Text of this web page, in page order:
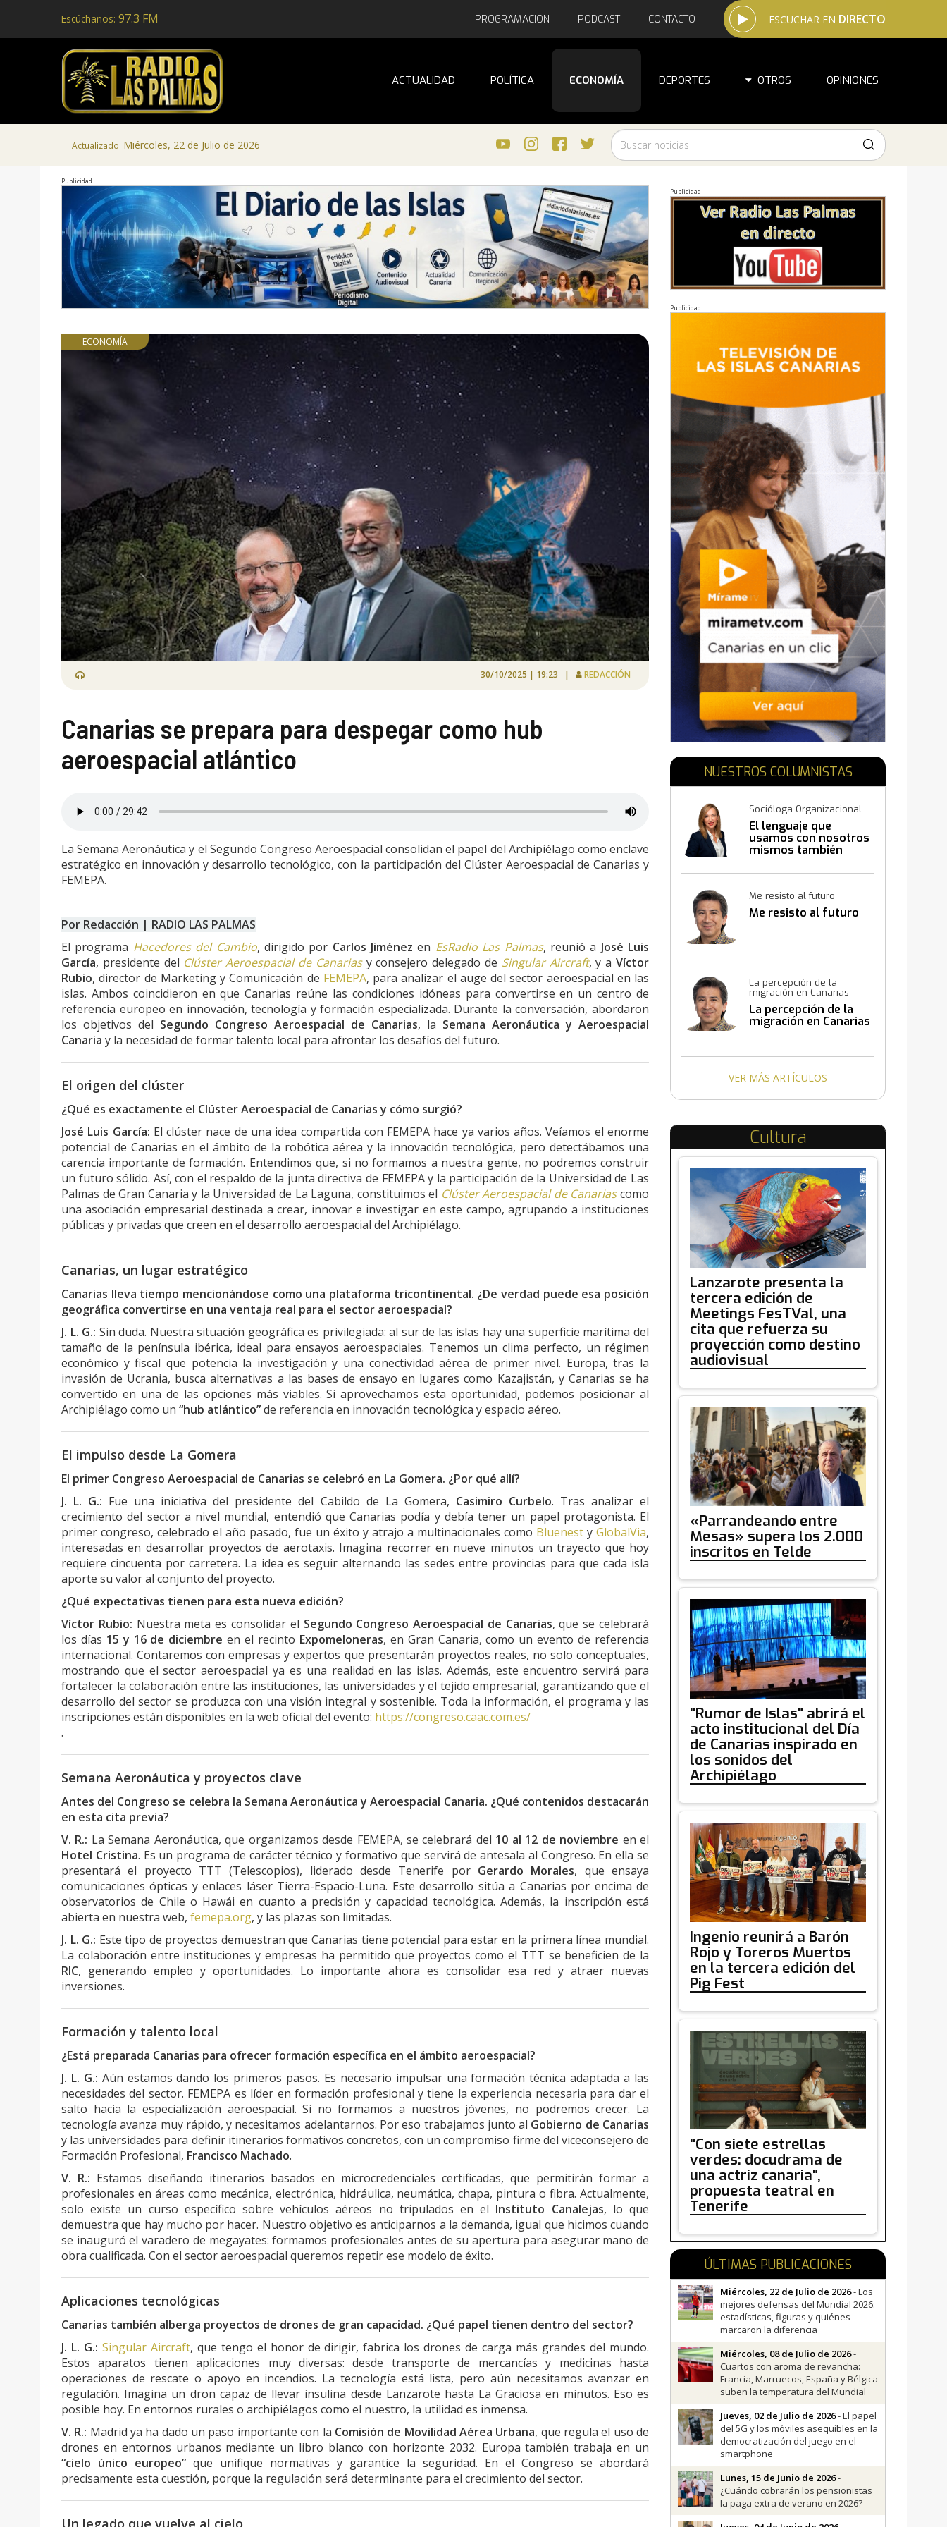
Escúchanos: 97.3 FM ESCUCHAR EN DIRECTO
PROGRAMACIÓN PODCAST CONTACTO
ACTUALIDAD POLÍTICA ECONOMÍA DEPORTES OTROS OPINIONES
Actualizado: Miércoles, 22 de Julio de 2026
Publicidad
ECONOMÍA
30/10/2025 | 19:23 | REDACCIÓN
Canarias se prepara para despegar como hub
aeroespacial atlántico
La Semana Aeronáutica y el Segundo Congreso Aeroespacial consolidan el papel del Archipiélago como enclave
estratégico en innovación y desarrollo tecnológico, con la participación del Clúster Aeroespacial de Canarias y
FEMEPA.
Por Redacción | RADIO LAS PALMAS
El programa Hacedores del Cambio, dirigido por Carlos Jiménez en EsRadio Las Palmas, reunió a José Luis
García, presidente del Clúster Aeroespacial de Canariasy consejero delegado de Singular Aircraft, y aVíctor
Rubio, director de Marketing y Comunicación de FEMEPA, para analizar el auge del sector aeroespacial en las
islas. Ambos coincidieron en que Canarias reúne las condiciones idóneas para convertirse en un centro de
referencia europeo en innovación, tecnología y formación especializada. Durante la conversación, abordaron
los objetivos del Segundo Congreso Aeroespacial de Canarias, la Semana Aeronáutica y Aeroespacial
Canaria y la necesidad de formar talento local para afrontar los desafíos del futuro.
El origen del clúster
¿Qué es exactamente el Clúster Aeroespacial de Canarias y cómo surgió?
José Luis García: El clúster nace de una idea compartida con FEMEPA hace ya varios años. Veíamos el enorme
potencial de Canarias en el ámbito de la robótica aérea y la innovación tecnológica, pero detectábamos una
carencia importante de formación. Entendimos que, si no formamos a nuestra gente, no podremos construir
un futuro sólido. Así, con el respaldo de la junta directiva de FEMEPA y la participación de la Universidad de Las
Palmas de Gran Canaria y la Universidad de La Laguna, constituimos el Clúster Aeroespacial de Canariascomo
una asociación empresarial destinada a crear, innovar e investigar en este campo, agrupando a instituciones
públicas y privadas que creen en el desarrollo aeroespacial del Archipiélago.
Canarias, un lugar estratégico
Canarias lleva tiempo mencionándose como una plataforma tricontinental. ¿De verdad puede esa posición
geográfica convertirse en una ventaja real para el sector aeroespacial?
J. L. G.: Sin duda. Nuestra situación geográfica es privilegiada: al sur de las islas hay una superficie marítima del
tamaño de la península ibérica, ideal para ensayos aeroespaciales. Tenemos un clima perfecto, un régimen
económico y fiscal que potencia la investigación y una conectividad aérea de primer nivel. Europa, tras la
invasión de Ucrania, busca alternativas a las bases de ensayo en lugares como Kazajistán, y Canarias se ha
convertido en una de las opciones más viables. Si aprovechamos esta oportunidad, podemos posicionar al
Archipiélago como un “hub atlántico”de referencia en innovación tecnológica y espacio aéreo.
El impulso desde La Gomera
El primer Congreso Aeroespacial de Canarias se celebró en La Gomera. ¿Por qué allí?
J. L. G.: Fue una iniciativa del presidente del Cabildo de La Gomera, Casimiro Curbelo. Tras analizar el
crecimiento del sector a nivel mundial, entendió que Canarias podía y debía tener un papel protagonista. El
primer congreso, celebrado el año pasado, fue un éxito y atrajo a multinacionales como Bluenest y GlobalVia,
interesadas en desarrollar proyectos de aerotaxis. Imagina recorrer en nueve minutos un trayecto que hoy
requiere cincuenta por carretera. La idea es seguir alternando las sedes entre provincias para que cada isla
aporte su valor al conjunto del proyecto.
¿Qué expectativas tienen para esta nueva edición?
Víctor Rubio: Nuestra meta es consolidar el Segundo Congreso Aeroespacial de Canarias, que se celebrará
los días 15 y 16 de diciembre en el recinto Expomeloneras, en Gran Canaria, como un evento de referencia
internacional. Contaremos con empresas y expertos que presentarán proyectos reales, no solo conceptuales,
mostrando que el sector aeroespacial ya es una realidad en las islas. Además, este encuentro servirá para
fortalecer la colaboración entre las instituciones, las universidades y el tejido empresarial, garantizando que el
desarrollo del sector se produzca con una visión integral y sostenible. Toda la información, el programa y las
inscripciones están disponibles en la web oficial del evento: https://congreso.caac.com.es/
.
Semana Aeronáutica y proyectos clave
Antes del Congreso se celebra la Semana Aeronáutica y Aeroespacial Canaria. ¿Qué contenidos destacarán
en esta cita previa?
V. R.: La Semana Aeronáutica, que organizamos desde FEMEPA, se celebrará del 10 al 12 de noviembre en el
Hotel Cristina. Es un programa de carácter técnico y formativo que servirá de antesala al Congreso. En ella se
presentará el proyecto TTT (Telescopios), liderado desde Tenerife por Gerardo Morales, que ensaya
comunicaciones ópticas y enlaces láser Tierra-Espacio-Luna. Este desarrollo sitúa a Canarias por encima de
observatorios de Chile o Hawái en cuanto a precisión y capacidad tecnológica. Además, la inscripción está
abierta en nuestra web, femepa.org, y las plazas son limitadas.
J. L. G.: Este tipo de proyectos demuestran que Canarias tiene potencial para estar en la primera línea mundial.
La colaboración entre instituciones y empresas ha permitido que proyectos como el TTT se beneficien de la
RIC, generando empleo y oportunidades. Lo importante ahora es consolidar esa red y atraer nuevas
inversiones.
Formación y talento local
¿Está preparada Canarias para ofrecer formación específica en el ámbito aeroespacial?
J. L. G.: Aún estamos dando los primeros pasos. Es necesario impulsar una formación técnica adaptada a las
necesidades del sector. FEMEPA es líder en formación profesional y tiene la experiencia necesaria para dar el
salto hacia la especialización aeroespacial. Si no formamos a nuestros jóvenes, no podremos crecer. La
tecnología avanza muy rápido, y necesitamos adelantarnos. Por eso trabajamos junto al Gobierno de Canarias
y las universidades para definir itinerarios formativos concretos, con un compromiso firme del viceconsejero de
Formación Profesional, Francisco Machado.
V. R.: Estamos diseñando itinerarios basados en microcredenciales certificadas, que permitirán formar a
profesionales en áreas como mecánica, electrónica, hidráulica, neumática, chapa, pintura o fibra. Actualmente,
solo existe un curso específico sobre vehículos aéreos no tripulados en el Instituto Canalejas, lo que
demuestra que hay mucho por hacer. Nuestro objetivo es anticiparnos a la demanda, igual que hicimos cuando
se inauguró el varadero de megayates: formamos profesionales antes de su apertura para asegurar mano de
obra cualificada. Con el sector aeroespacial queremos repetir ese modelo de éxito.
Aplicaciones tecnológicas
Canarias también alberga proyectos de drones de gran capacidad. ¿Qué papel tienen dentro del sector?
J. L. G.: Singular Aircraft, que tengo el honor de dirigir, fabrica los drones de carga más grandes del mundo.
Estos aparatos tienen aplicaciones muy diversas: desde transporte de mercancías y medicinas hasta
operaciones de rescate o apoyo en incendios. La tecnología está lista, pero aún necesitamos avanzar en
regulación. Imagina un dron capaz de llevar insulina desde Lanzarote hasta La Graciosa en minutos. Eso es
posible hoy. En entornos rurales o archipiélagos como el nuestro, la utilidad es inmensa.
V. R.: Madrid ya ha dado un paso importante con la Comisión de Movilidad Aérea Urbana, que regula el uso de
drones en entornos urbanos mediante un libro blanco con horizonte 2032. Europa también trabaja en un
“cielo único europeo” que unifique normativas y garantice la seguridad. En el Congreso se abordará
precisamente esta cuestión, porque la regulación será determinante para el crecimiento del sector.
Publicidad
Publicidad
NUESTROS COLUMNISTAS
Socióloga Organizacional
El lenguaje que
usamos con nosotros
mismos también
Me resisto al futuro
Me resisto al futuro
La percepción de la
migración en Canarias
La percepción de la
migración en Canarias
- VER MÁS ARTÍCULOS -
Cultura
Lanzarote presenta la
tercera edición de
Meetings FesTVal, una
cita que refuerza su
proyección como destino
audiovisual
«Parrandeando entre
Mesas» supera los 2.000
inscritos en Telde
"Rumor de Islas" abrirá el
acto institucional del Día
de Canarias inspirado en
los sonidos del
Archipiélago
Ingenio reunirá a Barón
Rojo y Toreros Muertos
en la tercera edición del
Pig Fest
"Con siete estrellas
verdes: docudrama de
una actriz canaria",
propuesta teatral en
Tenerife
ÚLTIMAS PUBLICACIONES
Miércoles, 22 de Julio de 2026- Los
mejores defensas del Mundial 2026:
estadísticas, figuras y quiénes
marcaron la diferencia
Miércoles, 08 de Julio de 2026-
Cuartos con aroma de revancha:
Francia, Marruecos, España y Bélgica
suben la temperatura del Mundial
Jueves, 02 de Julio de 2026- El papel
del 5G y los móviles asequibles en la
democratización del juego en el
smartphone
Lunes, 15 de Junio de 2026-
¿Cuándo cobrarán los pensionistas
la paga extra de verano en 2026?